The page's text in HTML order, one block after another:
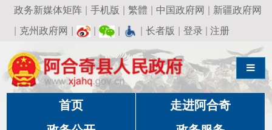
政务新媒体矩阵 | 手机版 繁體 | 中国政府网 | 新疆政府网
克州政府网 | | | 长者版 | 登录|注册
导航切换
首页 走进阿合奇
政务公开 政务服务